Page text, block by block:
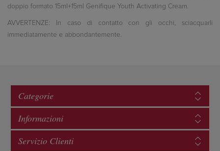
doppio formato 15ml+15ml Genifique Youth Activating Cream.
AVVERTENZE:
In caso di contatto con gli occhi, sciacquarli
immediatamente e abbondantemente.
Categorie
Informazioni
Servizio Clienti